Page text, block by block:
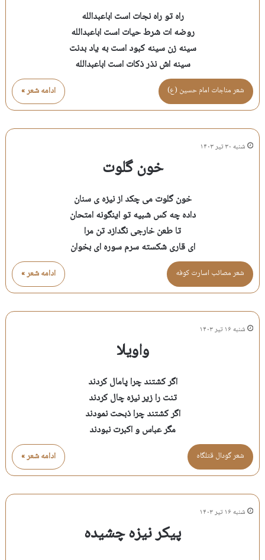
راه تو راه نجات است اباعبدالله
روضه ات شرط حیات است اباعبدالله
سینه زن سینه کبود است به یاد بدنت
سینه اش نذر ذکات است اباعبدالله
ادامه شعر » شعر مناجات امام حسين (ع)
شنبه ۳۰ تیر ۱۴۰۳
خون گلوت
خون گلوت می چکد از نیزه ی سنان
داده چه کس شبیه تو اینگونه امتحان
تا طعن خارجی نگدازد تن مرا
ای قاری شکسته سرم سوره ای بخوان
ادامه شعر » شعر مصائب اسارت كوفه
شنبه ۱۶ تیر ۱۴۰۳
واویلا
اگر کشتند چرا پامال کردند
تنت را زیر نیزه چال کردند
اگر کشتند چرا ذبحت نمودند
مگر عباس و اکبرت نبودند
ادامه شعر » شعر گودال قتلگاه
شنبه ۱۶ تیر ۱۴۰۳
پیکر نیزه چشیده